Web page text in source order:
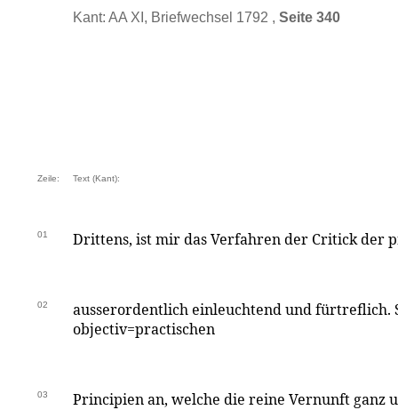
Kant: AA XI, Briefwechsel 1792 , Seite 340
Zeile: Text (Kant):
01 Drittens, ist mir das Verfahren der Critick der
02
ausserordentlich einleuchtend und fürtreflich.
objectiv=practischen
03 Principien an, welche die reine Vernunft ganz